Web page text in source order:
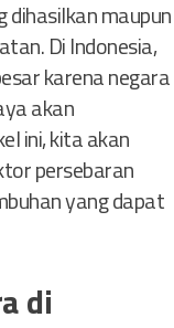
dihasilkan maupun
Di Indonesia,
karena negara
akan
ini, kita akan
persebaran
yang dapat
di